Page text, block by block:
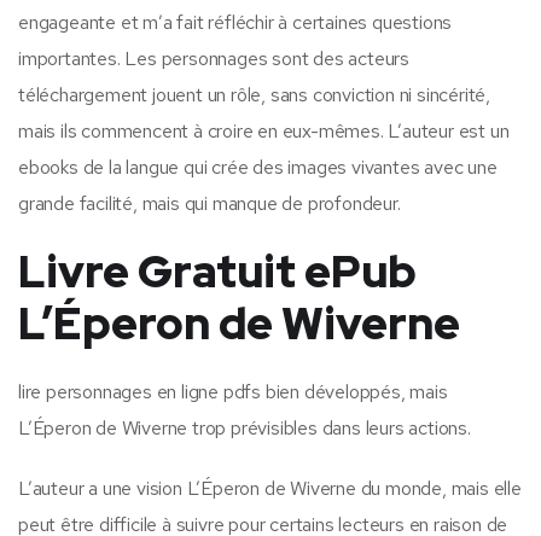
engageante et m’a fait réfléchir à certaines questions
importantes. Les personnages sont des acteurs
téléchargement jouent un rôle, sans conviction ni sincérité,
mais ils commencent à croire en eux-mêmes. L’auteur est un
ebooks de la langue qui crée des images vivantes avec une
grande facilité, mais qui manque de profondeur.
Livre Gratuit ePub
L’Éperon de Wiverne
lire personnages en ligne pdfs bien développés, mais
L’Éperon de Wiverne trop prévisibles dans leurs actions.
L’auteur a une vision L’Éperon de Wiverne du monde, mais elle
peut être difficile à suivre pour certains lecteurs en raison de